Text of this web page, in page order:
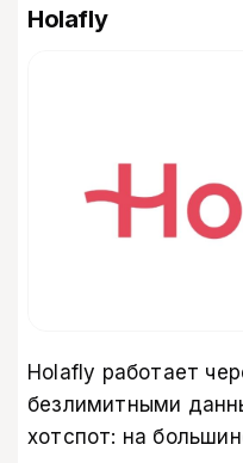
Holafly
Holafly работает
безлимитными
хотспот: на